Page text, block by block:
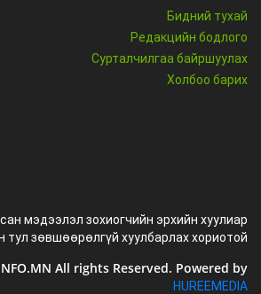
Бидний тухай
Редакцийн бодлого
Сурталчилгаа байршуулах
Холбоо барих
мэдээлэл зохиогчийн эрхийн хуулиар
тул зөвшөөрөлгүй хуулбарлах хориотой
All rights Reserved. Powered by
HUREEMEDIA